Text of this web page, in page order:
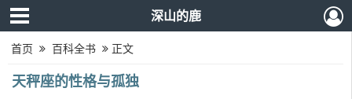
深山的鹿
首页 百科全书 正文
天秤座的性格与孤独